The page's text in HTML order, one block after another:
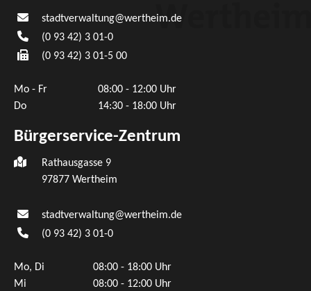
stadtverwaltung@wertheim.de
(0 93 42) 3 01-0
(0 93 42) 3 01-5 00
Mo - Fr
08:00 - 12:00 Uhr
Do
14:30 - 18:00 Uhr
Bürgerservice-Zentrum
Rathausgasse 9
97877 Wertheim
stadtverwaltung@wertheim.de
(0 93 42) 3 01-0
Mo, Di
08:00 - 18:00 Uhr
Mi
08:00 - 12:00 Uhr